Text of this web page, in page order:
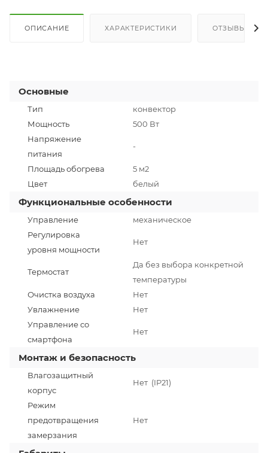
ОПИСАНИЕ ХАРАКТЕРИСТИКИ ОТЗЫВЫ
Основные
Тип
конвектор
Мощность
500 Вт
Напряжение
питания
-
Площадь обогрева
5 м2
Цвет
белый
Функциональные особенности
Управление
механическое
Регулировка
уровня мощности
Нет
Термостат
Да без выбора конкретной
температуры
Очистка воздуха
Нет
Увлажнение
Нет
Управление со
смартфона
Нет
Монтаж и безопасность
Влагозащитный
корпус
Нет (IP21)
Режим
предотвращения
замерзания
Нет